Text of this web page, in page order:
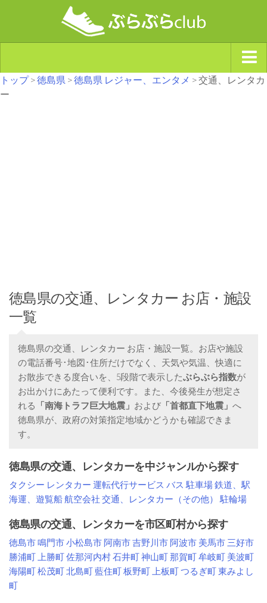
ジャンルから探す
トップ >徳島県 >徳島県 レジャー、エンタメ > 交通、レンタカ
ー
徳島県の交通、レンタカー お店・施設
一覧
徳島県の交通、レンタカー お店・施設一覧。お店や施設
の電話番号･地図･住所だけでなく、天気や気温、快適に
お散歩できる度合いを、5段階で表示したぶらぶら指数が
お出かけにあたって便利です。また、今後発生が想定さ
れる 「南海トラフ巨大地震」 および 「首都直下地震」 へ
徳島県が、政府の対策指定地域かどうかも確認できま
す。
徳島県の交通、レンタカーを中ジャンルから探す
タクシー レンタカー 運転代行サービス バス 駐車場鉄道、駅
海運、遊覧船航空会社 交通、レンタカー（その他） 駐輪場
徳島県の交通、レンタカーを市区町村から探す
徳島市鳴門市小松島市阿南市吉野川市阿波市 美馬市三好市
勝浦町上勝町佐那河内村石井町神山町那賀町牟岐町 美波町
海陽町松茂町北島町藍住町板野町上板町つるぎ町東みよし
町